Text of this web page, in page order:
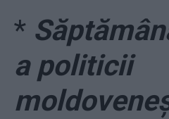
*
a politicii